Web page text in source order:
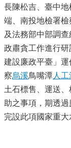
長陳松吉、臺中
端、南投地檢署
及法務部中部調
政肅貪工作進行研
建設廉政平臺」
察烏溪鳥嘴潭人工
土石標售、運送
助之事項，期透
完設此項國家重大